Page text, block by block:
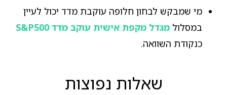
מי שמבקש לבחון חלופה עוקבת מדד יכול לעיין
במסלול מגדל מקפת אישית עוקב מדד S&P500
כנקודת השוואה.
שאלות נפוצות